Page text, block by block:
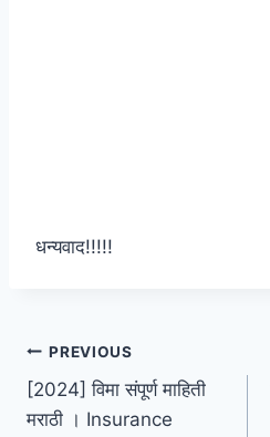
धन्यवाद!!!!!
Post
navigation
PREVIOUS
[2024] विमा संपूर्ण माहिती
मराठी । Insurance